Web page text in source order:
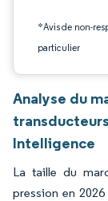
*Avis de non-
particulier
Analyse du
Intelligence
La taille du
pression en